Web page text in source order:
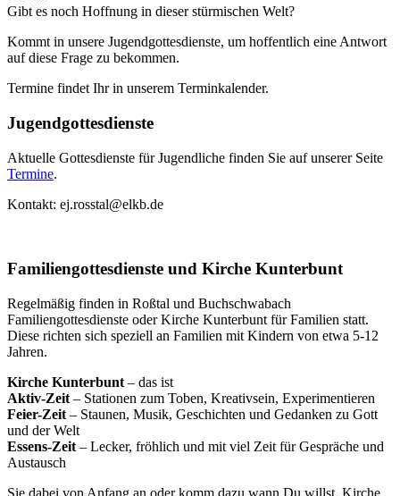
Gibt es noch Hoffnung in dieser stürmischen Welt?
Kommt in unsere Jugendgottesdienste, um hoffentlich eine Antwort
auf diese Frage zu bekommen.
Termine findet Ihr in unserem Terminkalender.
Jugendgottesdienste
Aktuelle Gottesdienste für Jugendliche finden Sie auf unserer Seite
Termine.
Kontakt: ej.rosstal@elkb.de
Familiengottesdienste und Kirche Kunterbunt
Regelmäßig finden in Roßtal und Buchschwabach
Familiengottesdienste oder Kirche Kunterbunt für Familien statt.
Diese richten sich speziell an Familien mit Kindern von etwa 5-12
Jahren.
Kirche Kunterbunt – das ist
Aktiv-Zeit – Stationen zum Toben, Kreativsein, Experimentieren
Feier-Zeit – Staunen, Musik, Geschichten und Gedanken zu Gott
und der Welt
Essens-Zeit – Lecker, fröhlich und mit viel Zeit für Gespräche und
Austausch